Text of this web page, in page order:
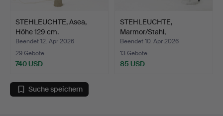
STEHLEUCHTE, Asea,
Höhe 129 cm.
Beendet 12. Apr 2026
29 Gebote
740 USD
STEHLEUCHTE,
Marmor/Stahl,
Lampgustafa.
Beendet 10. Apr 2026
13 Gebote
85 USD
Suche speichern